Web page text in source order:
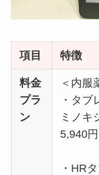
項目 特徴
料金
プラ
ン
＜内服
・タブ
ミノキ
5,940円
・HR